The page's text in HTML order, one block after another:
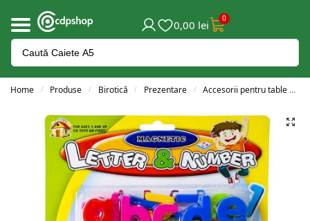
0,00 lei 0
Home / Produse / Birotică / Prezentare / Accesorii pentru table și flipchart-uri